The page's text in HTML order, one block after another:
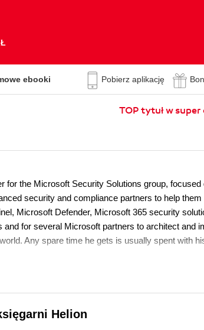
ebooki Pobierz aplikację
TOP tytuł w
the Microsoft Security Solutions group, focused
security and compliance partners to help them
Microsoft Defender, Microsoft 365 security
for several Microsoft partners to architect and
Any spare time he gets is usually spent with
Helion